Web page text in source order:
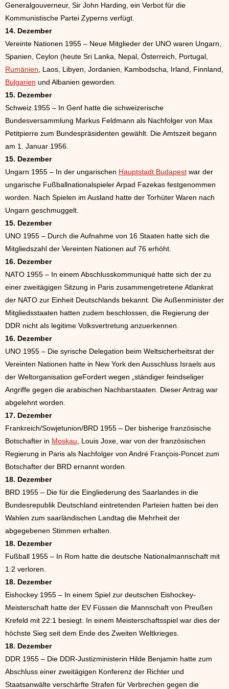
Generalgouverneur, Sir John Harding, ein Verbot für die
Kommunistische Partei Zyperns verfügt.
14. Dezember
Vereinte Nationen 1955 – Neue Mitglieder der UNO waren Ungarn,
Spanien, Ceylon (heute Sri Lanka, Nepal, Österreich, Portugal,
Rumänien , Laos, Libyen, Jordanien, Kambodscha, Irland, Finnland,
Bulgarien und Albanien geworden.
15. Dezember
Schweiz 1955 – In Genf hatte die schweizerische
Bundesversammlung Markus Feldmann als Nachfolger von Max
Petitpierre zum Bundespräsidenten gewählt. Die Amtszeit begann
am 1. Januar 1956.
15. Dezember
Ungarn 1955 – In der ungarischen Hauptstadt Budapest war der
ungarische Fußballnationalspieler Arpad Fazekas festgenommen
worden. Nach Spielen im Ausland hatte der Torhüter Waren nach
Ungarn geschmuggelt.
15. Dezember
UNO 1955 – Durch die Aufnahme von 16 Staaten hatte sich die
Mitgliedszahl der Vereinten Nationen auf 76 erhöht.
16. Dezember
NATO 1955 – In einem Abschlusskommuniqué hatte sich der zu
einer zweitägigen Sitzung in Paris zusammengetretene Atlankrat
der NATO zur Einheit Deutschlands bekannt. Die Außenminister der
Mitgliedsstaaten hatten zudem beschlossen, die Regierung der
DDR nicht als legitime Volksvertretung anzuerkennen.
16. Dezember
UNO 1955 – Die syrische Delegation beim Weltsicherheitsrat der
Vereinten Nationen hatte in New York den Ausschluss Israels aus
der Weltorganisation geFordert wegen „ständiger feindseliger
Angriffe gegen die arabischen Nachbarstaaten. Dieser Antrag war
abgelehnt worden.
17. Dezember
Frankreich/Sowjetunion/BRD 1955 – Der bisherige französische
Botschafter in Moskau , Louis Joxe, war von der französischen
Regierung in Paris als Nachfolger von André François-Poncet zum
Botschafter der BRD ernannt worden.
18. Dezember
BRD 1955 – Die für die Eingliederung des Saarlandes in die
Bundesrepublik Deutschland eintretenden Parteien hatten bei den
Wahlen zum saarländischen Landtag die Mehrheit der
abgegebenen Stimmen erhalten.
18. Dezember
Fußball 1955 – In Rom hatte die deutsche Nationalmannschaft mit
1:2 verloren.
18. Dezember
Eishockey 1955 – In einem Spiel zur deutschen Eishockey-
Meisterschaft hatte der EV Füssen die Mannschaft von Preußen
Krefeld mit 22:1 besiegt. In einem Meisterschaftsspiel war dies der
höchste Sieg seit dem Ende des Zweiten Weltkrieges.
18. Dezember
DDR 1955 – Die DDR-Justizministerin Hilde Benjamin hatte zum
Abschluss einer zweitägigen Konferenz der Richter und
Staatsanwälte verschärfte Strafen für Verbrechen gegen die